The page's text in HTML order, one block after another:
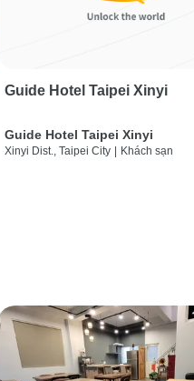
Guide Hotel Taipei Xinyi
Guide Hotel Taipei Xinyi
Xinyi Dist., Taipei City | Khách sạn